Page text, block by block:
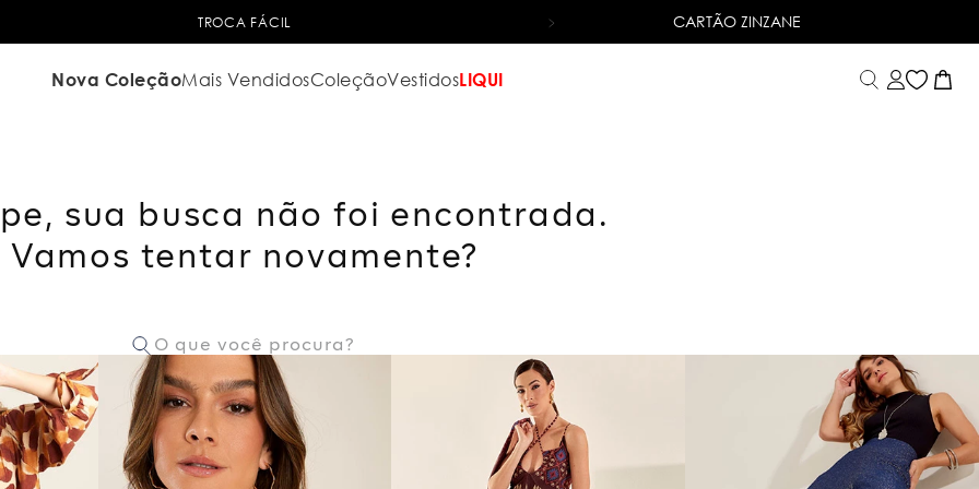
TROCA FÁCIL 6X SEM JUROSNO CARTÃO DE CRÉDITO
CARTÃO ZINZANE
Nova ColeçãoMais VendidosColeçãoVestidosLIQUI
sua busca não foi encontrada.
Vamos tentar novamente?